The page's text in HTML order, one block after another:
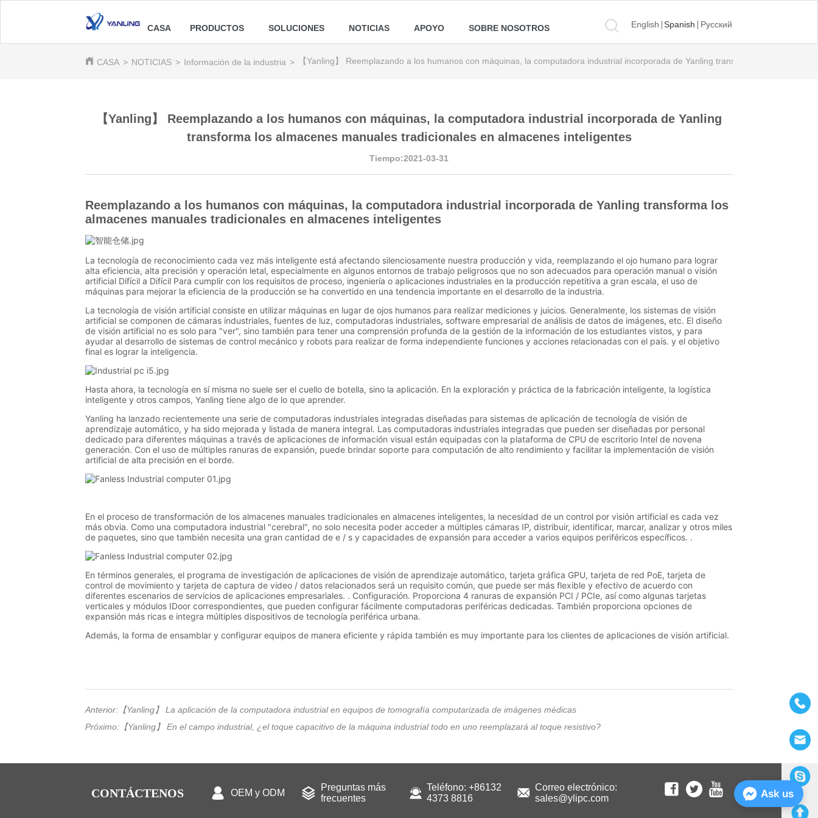
CASA PRODUCTOS SOLUCIONES NOTICIAS APOYO SOBRE NOSOTROS English Spanish Русский
CASA > NOTICIAS > Información de la industria > 【Yanling】 Reemplazando a los humanos con máquinas, la computadora industrial incorporada de Yanling transforma los
【Yanling】 Reemplazando a los humanos con máquinas, la computadora industrial incorporada de Yanling
transforma los almacenes manuales tradicionales en almacenes inteligentes
Tiempo:2021-03-31
Anterior: 【Yanling】 La aplicación de la computadora industrial en equipos de tomografía computarizada de imágenes médicas
Próximo: 【Yanling】 En el campo industrial, ¿el toque capacitivo de la máquina industrial todo en uno reemplazará al toque resistivo?
CONTÁCTENOS OEM y ODM
Preguntas más
frecuentes
Teléfono: +86132
4373 8816
Correo electrónico:
sales@ylipc.com
Ask us